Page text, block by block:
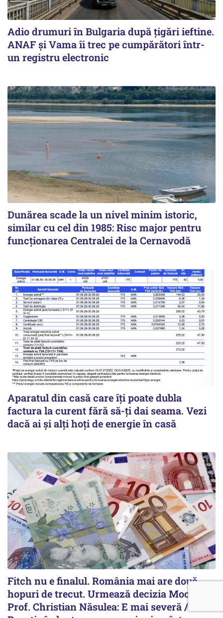
Adio drumuri în Bulgaria după țigări ieftine.
ANAF și Vama îi trec pe cumpărători într-
un registru electronic
Dunărea scade la un nivel minim istoric,
similar cu cel din 1985: Risc major pentru
funcționarea Centralei de la Cernavodă
Aparatul din casă care îți poate dubla
factura la curent fără să-ți dai seama. Vezi
dacă ai și alți hoți de energie în casă
Fitch nu e finalul. România mai are două
hopuri de trecut. Urmează decizia Moody’s.
Prof. Christian Năsulea: E mai severă /